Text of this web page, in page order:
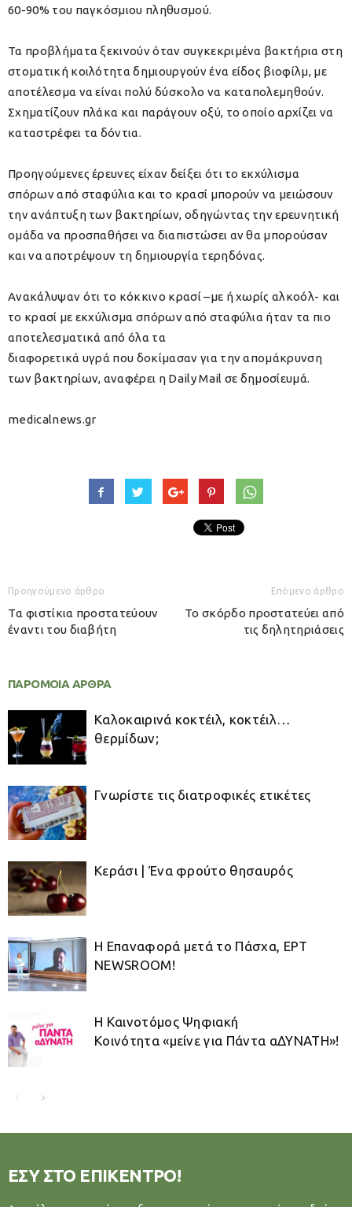
60-90% του παγκόσμιου πληθυσμού.
Τα προβλήματα ξεκινούν όταν συγκεκριμένα βακτήρια στη
στοματική κοιλότητα δημιουργούν ένα είδος βιοφίλμ, με
αποτέλεσμα να είναι πολύ δύσκολο να καταπολεμηθούν.
Σχηματίζουν πλάκα και παράγουν οξύ, το οποίο αρχίζει να
καταστρέφει τα δόντια.
Προηγούμενες έρευνες είχαν δείξει ότι το εκχύλισμα
σπόρων από σταφύλια και το κρασί μπορούν να μειώσουν
την ανάπτυξη των βακτηρίων, οδηγώντας την ερευνητική
ομάδα να προσπαθήσει να διαπιστώσει αν θα μπορούσαν
και να αποτρέψουν τη δημιουργία τερηδόνας.
Ανακάλυψαν ότι το κόκκινο κρασί –με ή χωρίς αλκοόλ- και
το κρασί με εκχύλισμα σπόρων από σταφύλια ήταν τα πιο
αποτελεσματικά από όλα τα
διαφορετικά υγρά που δοκίμασαν για την απομάκρυνση
των βακτηρίων, αναφέρει η Daily Mail σε δημοσίευμά.
medicalnews.gr
Προηγούμενο άρθρο
Tα φιστίκια προστατεύουν
έναντι του διαβήτη
Επόμενο άρθρο
Το σκόρδο προστατεύει από
τις δηλητηριάσεις
ΠΑΡΟΜΟΙΑ ΑΡΘΡΑ
Καλοκαιρινά κοκτέιλ, κοκτέιλ…
θερμίδων;
Γνωρίστε τις διατροφικές ετικέτες
Κεράσι | Ένα φρούτο θησαυρός
Η Επαναφορά μετά το Πάσχα, ΕΡΤ
NEWSROOM!
Η Καινοτόμος Ψηφιακή
Κοινότητα «μείνε για Πάντα αΔΥΝΑΤΗ»!
ΕΣΥ ΣΤΟ ΕΠΙΚΕΝΤΡΟ!